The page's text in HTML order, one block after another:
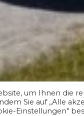
um Ihnen die
Sie auf „Alle
Einstellungen"